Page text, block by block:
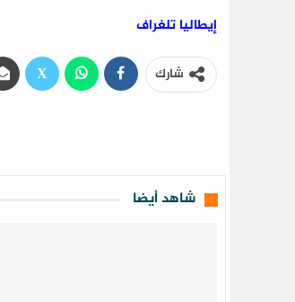
إيطاليا تلغراف
شارك
شاهد أيضا